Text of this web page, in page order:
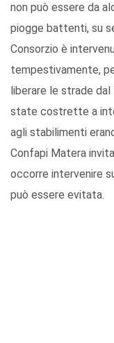
non può essere da
piogge battenti, su
Consorzio è
tempestivamente,
liberare le strade
state costrette a
agli stabilimenti
Confapi Matera
occorre intervenire
può essere evitata.